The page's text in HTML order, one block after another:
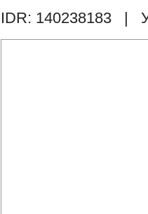
IDR: 140238183 |